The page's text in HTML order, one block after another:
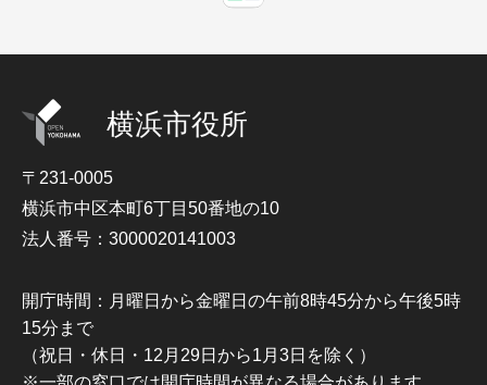
横浜市役所
〒231-0005
横浜市中区本町6丁目50番地の10
法人番号：3000020141003
開庁時間：月曜日から金曜日の午前8時45分から午後5時
15分まで
（祝日・休日・12月29日から1月3日を除く）